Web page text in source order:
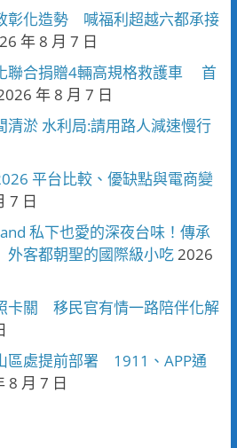
彰化造勢 喊福利超越六都承接
年 8 月 7 日
聯合捐贈4輛高規格救護車 首
年 8 月 7 日
清淤 水利局:請用路人減速慢行
平台比較、優缺點與電商變
7 日
私下也愛的深夜台味！傳承
外客都朝聖的國際級小吃2026
卡關 移民官有情一路陪伴化解
區處提前部署 1911、APP通
8 月 7 日